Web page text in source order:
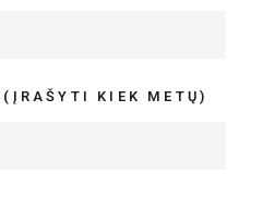
(ĮRAŠYTI KIEK METŲ)